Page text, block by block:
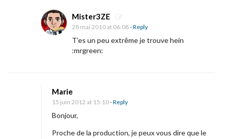
l
e
n
p
o
Mister3ZE
28 mai 2010 at 06:08- Reply
T’es un peu extrême je trouve hein
:mrgreen:
Marie
15 juin 2012 at 15:10- Reply
Bonjour,
Proche de la production, je peux vous dire que le